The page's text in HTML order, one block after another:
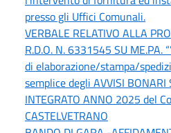
presso gli Uffici Comunali.
VERBALE RELATIVO ALLA
R.D.O. N. 6331545 SU ME.PA.
di elaborazione/stampa/
semplice degli AVVISI BONARI
INTEGRATO ANNO 2025 del
CASTELVETRANO